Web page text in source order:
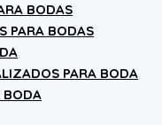
BODAS
PARA BODAS
PARA BODA
BODA